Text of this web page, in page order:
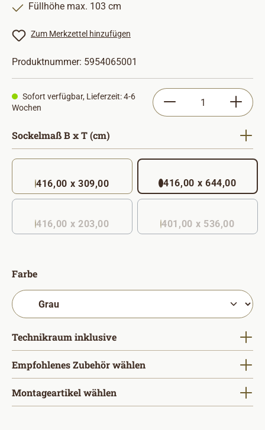
Füllhöhe max. 103 cm
Zum Merkzettel hinzufügen
Produktnummer: 5954065001
Sofort verfügbar, Lieferzeit: 4-6
Wochen
Produkt Anzahl:
Sockelmaß B x T (cm)
416,00 x 309,00 416,00 x 644,00
416,00 x 203,00
(Diese Option ist zurzeit nicht verfügbar. )
401,00 x 536,00
Farbeauswählen
Technikraum inklusiveauswählen
Empfohlenes Zubehör wählen
Montageartikel wählen